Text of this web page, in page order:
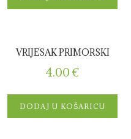
VRIJESAK PRIMORSKI
4.00 €
DODAJ U KOŠARICU